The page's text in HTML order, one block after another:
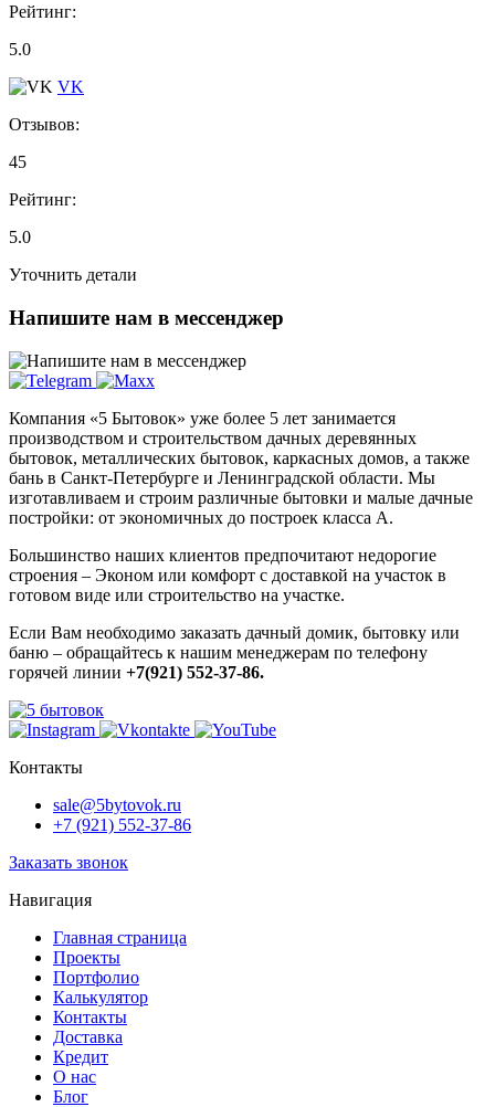
Рейтинг:
5.0
VK
Отзывов:
45
Рейтинг:
5.0
Уточнить детали
Напишите нам в мессенджер
Компания «5 Бытовок» уже более 5 лет занимается
производством и строительством дачных деревянных
бытовок, металлических бытовок, каркасных домов, а также
бань в Санкт-Петербурге и Ленинградской области. Мы
изготавливаем и строим различные бытовки и малые дачные
постройки: от экономичных до построек класса А.
Большинство наших клиентов предпочитают недорогие
строения – Эконом или комфорт с доставкой на участок в
готовом виде или строительство на участке.
Если Вам необходимо заказать дачный домик, бытовку или
баню – обращайтесь к нашим менеджерам по телефону
горячей линии +7(921) 552-37-86.
Контакты
sale@5bytovok.ru
+7 (921) 552-37-86
Заказать звонок
Навигация
Главная страница
Проекты
Портфолио
Калькулятор
Контакты
Доставка
Кредит
О нас
Блог